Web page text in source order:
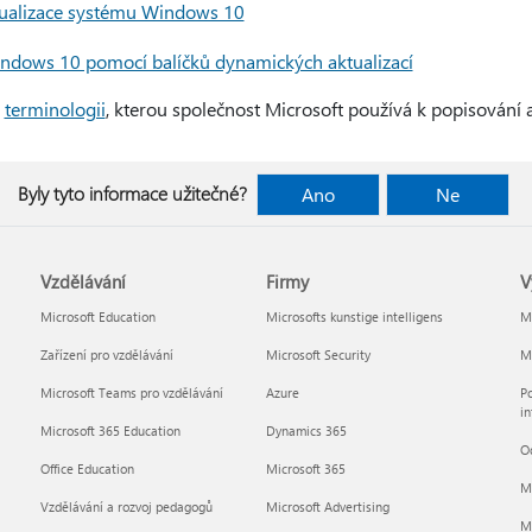
systému Windows 10
10 pomocí balíčků dynamických aktualizací
terminologii, kterou společnost Microsoft používá k popisování
Byly tyto informace užitečné? Ano Ne
Vzdělávání
Microsoft Education
Zařízení pro vzdělávání
Microsoft Teams pro vzdělávání
Microsoft 365 Education
Office Education
Vzdělávání a rozvoj pedagogů
Firmy
Microsofts kunstige intelligens
Microsoft Security
Azure
Dynamics 365
Microsoft 365
Microsoft Advertising